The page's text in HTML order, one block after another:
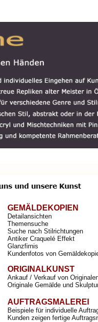
GEMÄLDEKOPIEN
Detailansichten
Themensuche
Suche nach Stilrichtungen
Antiker Craquelé Effekt
Glanzfirnis
Kundenfotos von
ORIGINALKUNST
Ankauf / Verkauf von
Originale Gemälde und
AUFTRAGSMALEREI
Beispiele für individuelle
Kunden zeigen fertige